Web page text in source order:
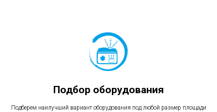
Подбор оборудования
Подберем наилучший вариант оборудования под любой размер площади